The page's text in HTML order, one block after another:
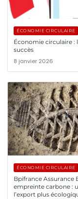
ÉCONOMIE CIRCULAIRE
Économie circulaire :
succès
8 janvier 2026
ÉCONOMIE CIRCULAIRE
Bpifrance Assurance
empreinte carbone :
l’export plus